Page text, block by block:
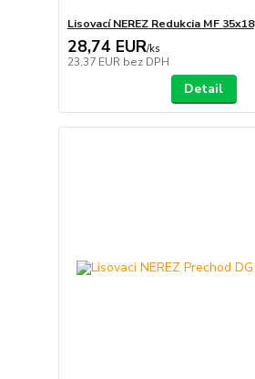
Lisovací NEREZ Redukcia MF 35x18
28,74 EUR/ks
23,37 EUR bez DPH
Detail